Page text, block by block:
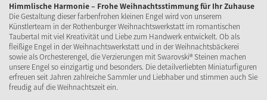
Himmlische Harmonie – Frohe Weihnachtsstimmung für Ihr Zuhause
Die Gestaltung dieser farbenfrohen kleinen Engel wird von unserem
Künstlerteam in der Rothenburger Weihnachtswerkstatt im romantischen
Taubertal mit viel Kreativität und Liebe zum Handwerk entwickelt. Ob als
fleißige Engel in der Weihnachtswerkstatt und in der Weihnachtsbäckerei
sowie als Orchesterengel, die Verzierungen mit Swarovski® Steinen machen
unsere Engel so einzigartig und besonders. Die detailverliebten Miniaturfiguren
erfreuen seit Jahren zahlreiche Sammler und Liebhaber und stimmen auch Sie
freudig auf die Weihnachtszeit ein.